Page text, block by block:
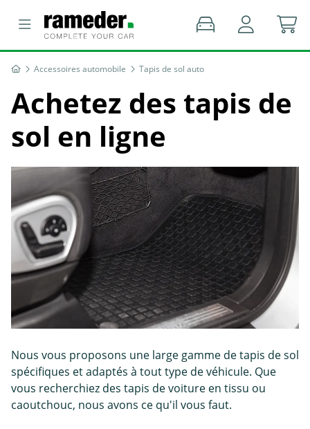
Accessoires automobile Tapis de sol auto
Achetez des tapis de
sol en ligne
Nous vous proposons une large gamme de tapis de sol
spécifiques et adaptés à tout type de véhicule. Que
vous recherchiez des tapis de voiture en tissu ou
caoutchouc, nous avons ce qu'il vous faut.